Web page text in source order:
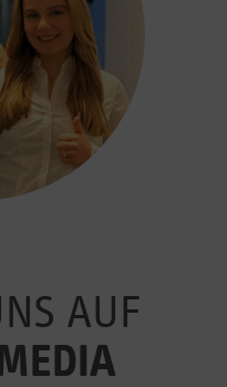
AUF